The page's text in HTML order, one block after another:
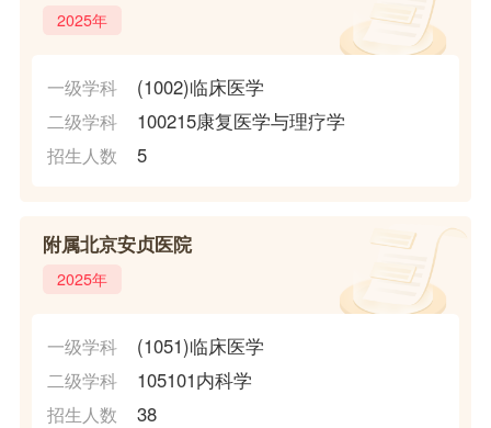
2025年
一级学科 (1002)临床医学
二级学科 100215康复医学与理疗学
招生人数 5
附属北京安贞医院
2025年
一级学科 (1051)临床医学
二级学科 105101内科学
招生人数 38